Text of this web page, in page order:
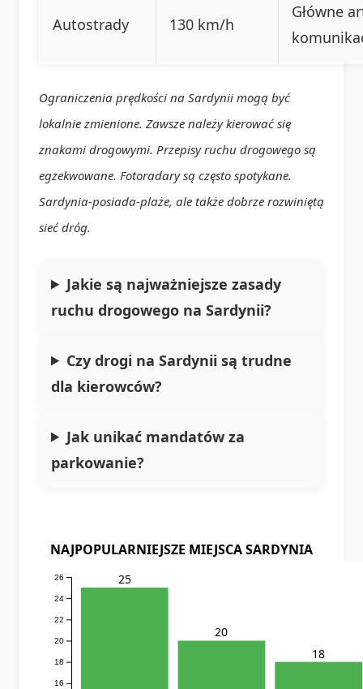
Autostrady 130 km/h
Główne
Ograniczenia prędkości na Sardynii mogą być
lokalnie zmienione. Zawsze należy kierować się
znakami drogowymi. Przepisy ruchu drogowego są
egzekwowane. Fotoradary są często spotykane.
Sardynia-posiada-plaże, ale także dobrze rozwiniętą
sieć dróg.
Jakie są najważniejsze zasady
ruchu drogowego na Sardynii?
Czy drogi na Sardynii są trudne
dla kierowców?
Jak unikać mandatów za
parkowanie?
NAJPOPULARNIEJSZE MIEJSCA SARDYNIA
16
18
20
22
24
26 25
20
18